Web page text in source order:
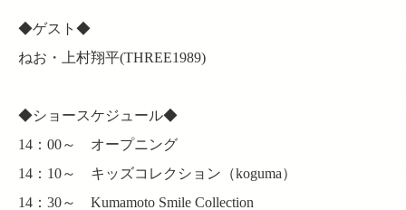
◆ゲスト◆
ねお・上村翔平(THREE1989)
◆ショースケジュール◆
14：00～ オープニング
14：10～ キッズコレクション（koguma）
14：30～ Kumamoto Smile Collection